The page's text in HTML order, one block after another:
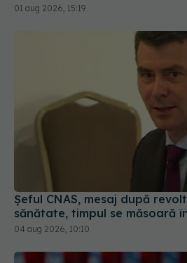
01 aug 2026, 15:19
Șeful CNAS, mesaj după
sănătate, timpul se măsoară
04 aug 2026, 10:10